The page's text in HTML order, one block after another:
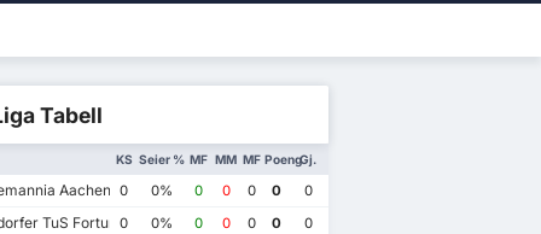
Tabell
KS Seier % MF MM MF PoengGj.
Aachen 0 0% 0 0 0 0 0
TuS Fortuna 1895
0 0% 0 0 0 0 0